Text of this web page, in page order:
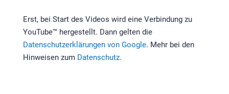
Erst, bei Start des Videos wird eine Verbindung zu
YouTube™ hergestellt. Dann gelten die
Datenschutzerklärungen von Google. Mehr bei den
Hinweisen zum Datenschutz.